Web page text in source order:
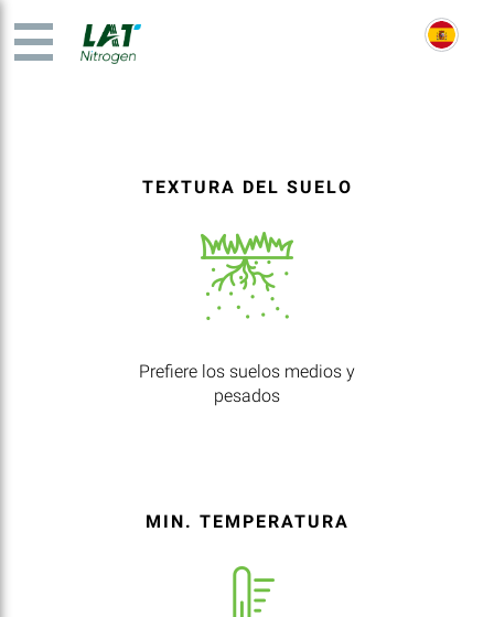
TEXTURA DEL SUELO
Prefiere los suelos medios y
pesados
MIN. TEMPERATURA